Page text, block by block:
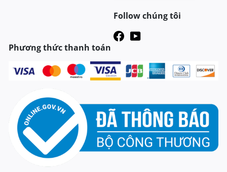
Follow chúng tôi
Phương thức thanh toán